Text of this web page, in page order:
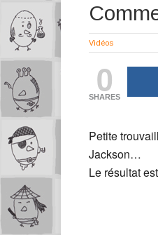
Vidéos
0
SHARES
Petite
Jackson…
Le résultat